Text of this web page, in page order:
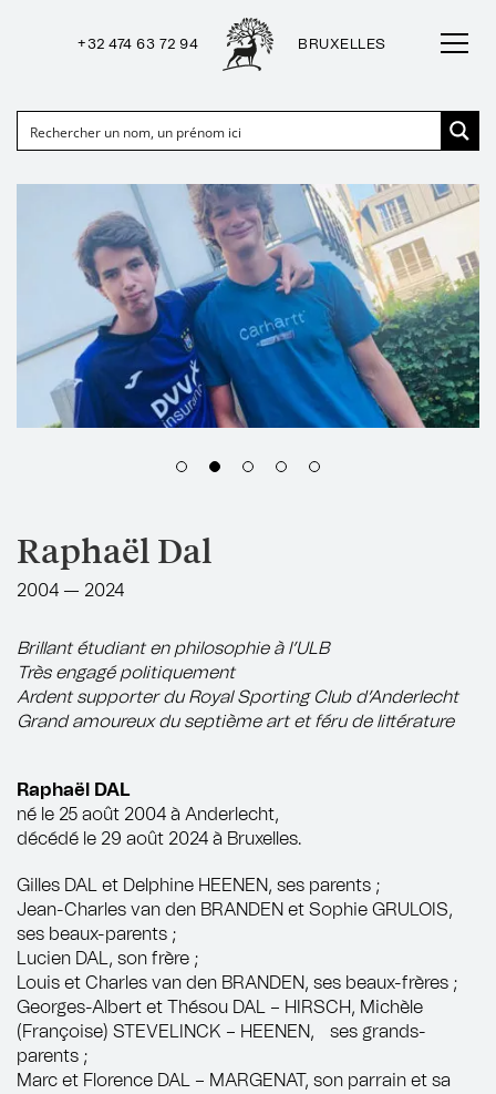
+32 474 63 72 94 BRUXELLES
Raphaël Dal
2004 — 2024
Brillant étudiant en philosophie à l’ULB
Très engagé politiquement
Ardent supporter du Royal Sporting Club d’Anderlecht
Grand amoureux du septième art et féru de littérature
Raphaël DAL
né le 25 août 2004 à Anderlecht,
décédé le 29 août 2024 à Bruxelles.
Gilles DAL et Delphine HEENEN, ses parents ;
Jean-Charles van den BRANDEN et Sophie GRULOIS,
ses beaux-parents ;
Lucien DAL, son frère ;
Louis et Charles van den BRANDEN, ses beaux-frères ;
Georges-Albert et Thésou DAL – HIRSCH, Michèle
(Françoise) STEVELINCK – HEENEN, ses grands-
parents ;
Marc et Florence DAL – MARGENAT, son parrain et sa